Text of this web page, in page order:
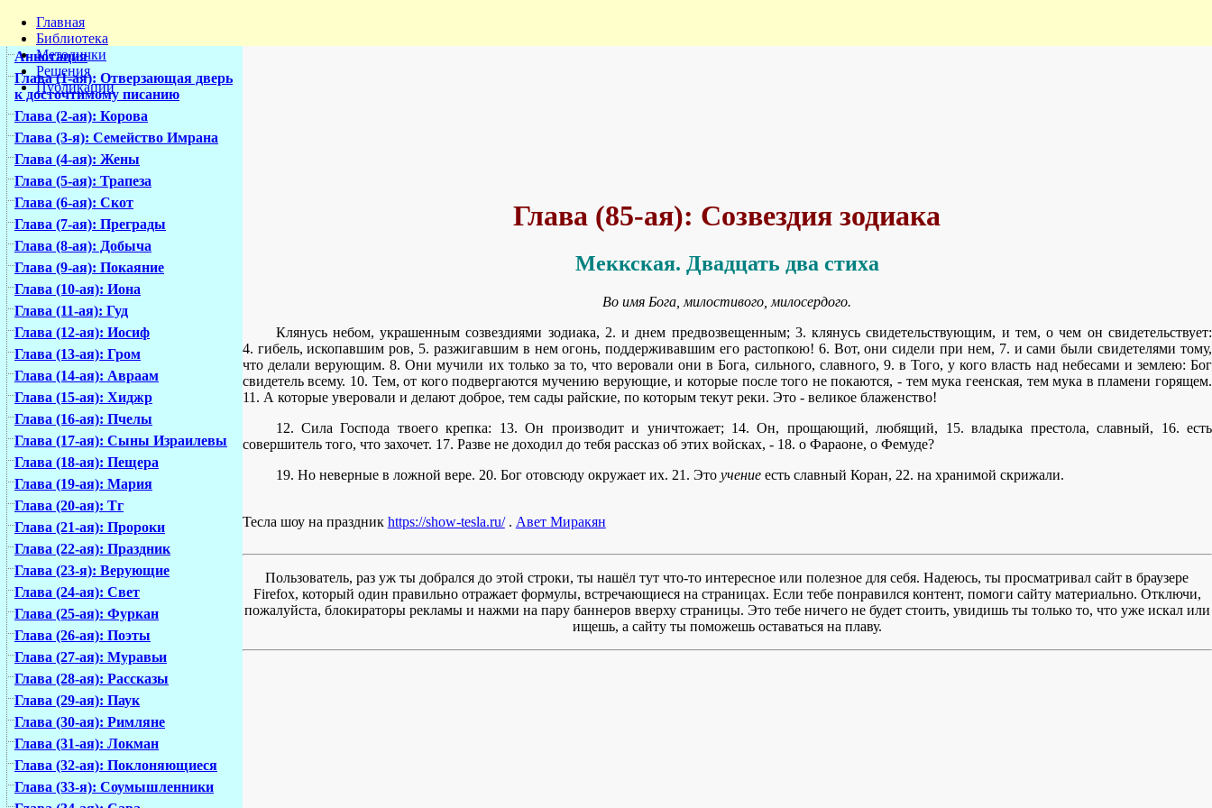
Главная
Библиотека
Методички
Решения
Публикации
Аннотация
Глава (1-ая): Отверзающая дверь
к досточтимому писанию
Глава (2-ая): Корова
Глава (3-я): Семейство Имрана
Глава (4-ая): Жены
Глава (5-ая): Трапеза
Глава (6-ая): Скот
Глава (7-ая): Преграды
Глава (8-ая): Добыча
Глава (9-ая): Покаяние
Глава (10-ая): Иона
Глава (11-ая): Гуд
Глава (12-ая): Иосиф
Глава (13-ая): Гром
Глава (14-ая): Авраам
Глава (15-ая): Хиджр
Глава (16-ая): Пчелы
Глава (17-ая): Сыны Израилевы
Глава (18-ая): Пещера
Глава (19-ая): Мария
Глава (20-ая): Тг
Глава (21-ая): Пророки
Глава (22-ая): Праздник
Глава (23-я): Верующие
Глава (24-ая): Свет
Глава (25-ая): Фуркан
Глава (26-ая): Поэты
Глава (27-ая): Муравьи
Глава (28-ая): Рассказы
Глава (29-ая): Паук
Глава (30-ая): Римляне
Глава (31-ая): Локман
Глава (32-ая): Поклоняющиеся
Глава (33-я): Соумышленники
Глава (85-ая): Созвездия зодиака
Меккская. Двадцать два стиха
Во имя Бога, милостивого, милосердого.
Клянусь небом, украшенным созвездиями зодиака, 2. и днем предвозвещенным; 3. клянусь свидетельствующим, и тем, о чем он свидетельствует:
4. гибель, ископавшим ров, 5. разжигавшим в нем огонь, поддерживавшим его растопкою! 6. Вот, они сидели при нем, 7. и сами были свидетелями тому,
что делали верующим. 8. Они мучили их только за то, что веровали они в Бога, сильного, славного, 9. в Того, у кого власть над небесами и землею: Бог
свидетель всему. 10. Тем, от кого подвергаются мучению верующие, и которые после того не покаются, - тем мука геенская, тем мука в пламени горящем.
11. А которые уверовали и делают доброе, тем сады райские, по которым текут реки. Это - великое блаженство!
12. Сила Господа твоего крепка: 13. Он производит и уничтожает; 14. Он, прощающий, любящий, 15. владыка престола, славный, 16. есть
совершитель того, что захочет. 17. Разве не доходил до тебя рассказ об этих войсках, - 18. о Фараоне, о Фемуде?
19. Но неверные в ложной вере. 20. Бог отовсюду окружает их. 21. Это учениеесть славный Коран, 22. на хранимой скрижали.
Тесла шоу на праздник https://show-tesla.ru/. Авет Миракян
Пользователь, раз уж ты добрался до этой строки, ты нашёл тут что-то интересное или полезное для себя. Надеюсь, ты просматривал сайт в браузере
Firefox, который один правильно отражает формулы, встречающиеся на страницах. Если тебе понравился контент, помоги сайту материально. Отключи,
пожалуйста, блокираторы рекламы и нажми на пару баннеров вверху страницы. Это тебе ничего не будет стоить, увидишь ты только то, что уже искал или
ищешь, а сайту ты поможешь оставаться на плаву.